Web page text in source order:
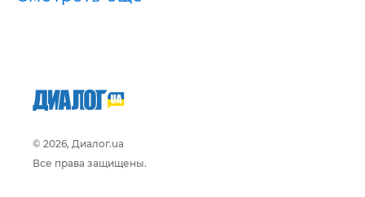
© 2026, Диалог.ua
Все права защищены.